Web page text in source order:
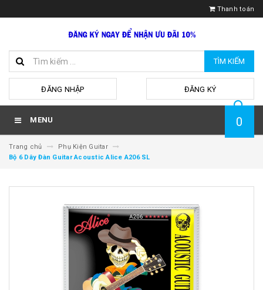
Thanh toán
TÌM KIẾM
ĐĂNG NHẬP ĐĂNG KÝ
MENU 0
Trang chủ
Phụ Kiện Guitar
Bộ 6 Dây Đàn Guitar Acoustic Alice A206 SL